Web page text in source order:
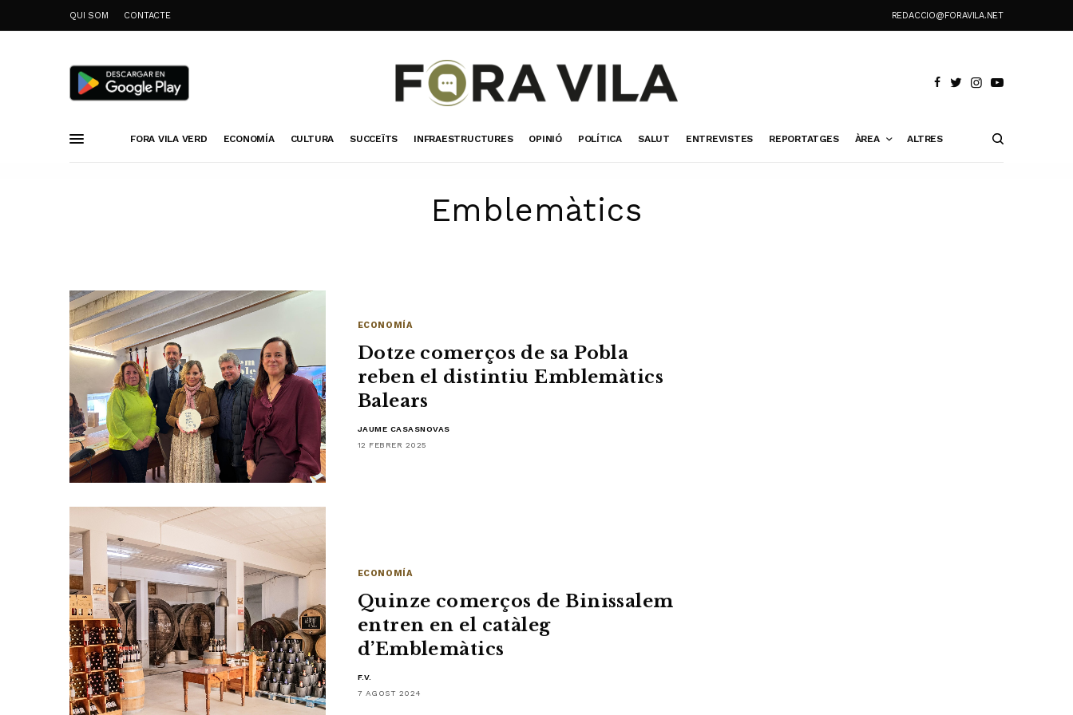
QUI SOM CONTACTE REDACCIO@FORAVILA.NET
FORA VILA VERD ECONOMÍA CULTURA SUCCEÏTS INFRAESTRUCTURES OPINIÓ POLÍTICA SALUT ENTREVISTES REPORTATGES ÀREA ALTRES
Emblemàtics
ECONOMÍA
Dotze comerços de sa Pobla
reben el distintiu Emblemàtics
Balears
JAUME CASASNOVAS
12 FEBRER 2025
ECONOMÍA
Quinze comerços de Binissalem
entren en el catàleg
d’Emblemàtics
F.V.
7 AGOST 2024